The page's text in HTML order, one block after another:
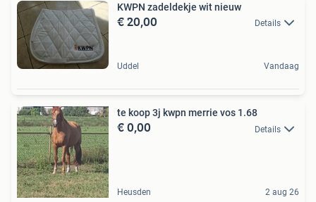
KWPN zadeldekje wit nieuw
€ 20,00 Details
Uddel Vandaag
te koop 3j kwpn merrie vos 1.68
€ 0,00 Details
Heusden 2 aug 26